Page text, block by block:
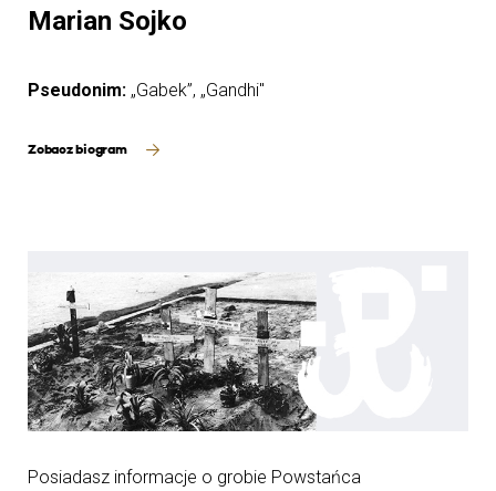
Marian Sojko
Pseudonim: „Gabek”, „Gandhi"
Zobacz biogram
Posiadasz informacje o grobie Powstańca